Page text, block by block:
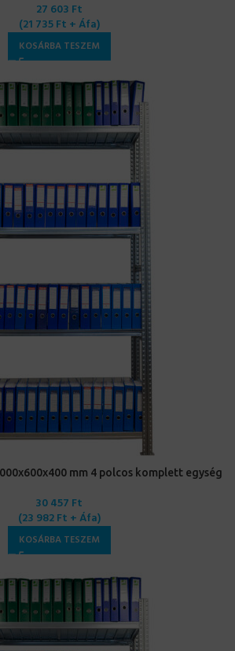
27 603 Ft
(21 735Ft + Áfa)
KOSÁRBA TESZEM
mm 4 polcos komplett egység
30 457 Ft
(23 982Ft + Áfa)
KOSÁRBA TESZEM